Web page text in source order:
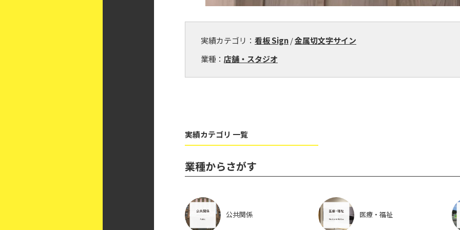
実績カテゴリ： 看板 Sign/金属切文字サイン
業種： 店舗・スタジオ
実績カテゴリ 一覧
業種からさがす
公共関係 医療・福祉